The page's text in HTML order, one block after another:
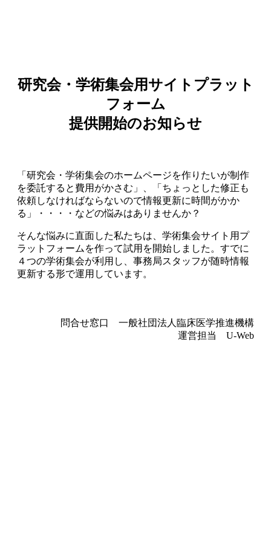
研究会・学術集会用サイトプラット
フォーム
提供開始のお知らせ
「研究会・学術集会のホームページを作りたいが制作
を委託すると費用がかさむ」、「ちょっとした修正も
依頼しなければならないので情報更新に時間がかか
る」・・・・などの悩みはありませんか？
そんな悩みに直面した私たちは、学術集会サイト用プ
ラットフォームを作って試用を開始しました。すでに
４つの学術集会が利用し、事務局スタッフが随時情報
更新する形で運用しています。
問合せ窓口 一般社団法人臨床医学推進機構
運営担当 U-Web